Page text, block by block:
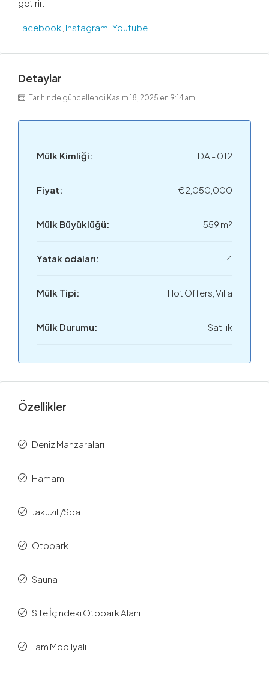
getirir.
Facebook Instagram Youtube
Detaylar
Tarihinde güncellendi Kasım 18, 2025 en 9:14 am
Mülk Kimliği: DA - 012
Fiyat: €2,050,000
Mülk Büyüklüğü: 559 m²
Yatak odaları: 4
Mülk Tipi: Hot Offers, Villa
Mülk Durumu: Satılık
Özellikler
Deniz Manzaraları
Hamam
Jakuzili/Spa
Otopark
Sauna
Site İçindeki Otopark Alanı
Tam Mobilyalı